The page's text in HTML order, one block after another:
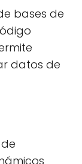
bases de
datos de